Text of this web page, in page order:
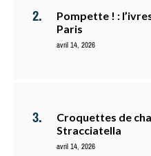
Pompette ! :
Paris
avril 14, 2026
Croquettes de
Stracciatella
avril 14, 2026